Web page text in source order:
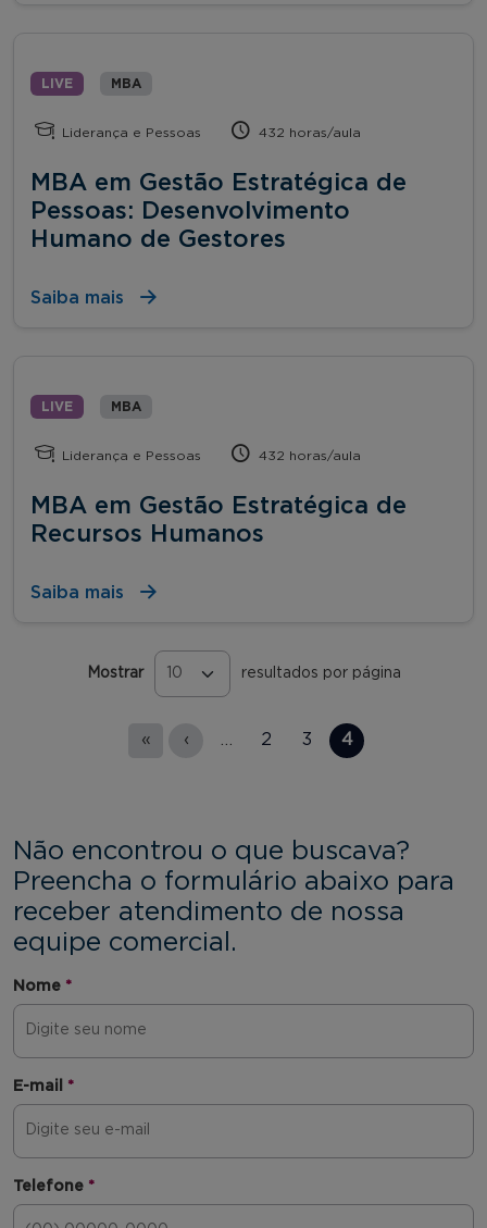
LIVE MBA
Liderança e Pessoas 432 horas/aula
MBA em Gestão Estratégica de
Pessoas: Desenvolvimento
Humano de Gestores
Saiba mais
LIVE MBA
Liderança e Pessoas 432 horas/aula
MBA em Gestão Estratégica de
Recursos Humanos
Saiba mais
Mostrar resultados por página
« ‹ 2 3 4
Não encontrou o que buscava?
Preencha o formulário abaixo para
receber atendimento de nossa
equipe comercial.
Nome *
E-mail *
Telefone *